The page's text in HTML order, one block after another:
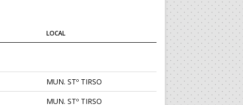
LOCAL
MUN. STº TIRSO
MUN. STº TIRSO